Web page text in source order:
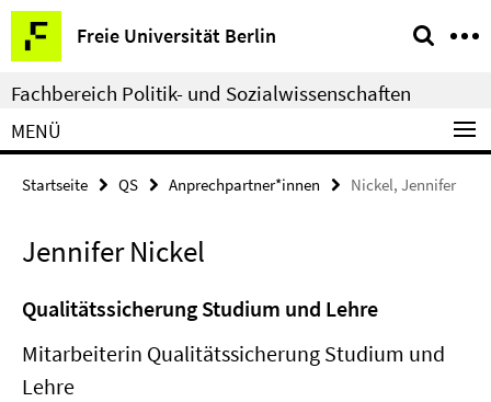
Springe
direkt
zu
Inhalt
Freie Universität Berlin
Service-
Navigation
Fachbereich Politik- und Sozialwissenschaften
MENÜ
Startseite QS Anprechpartner*innen Nickel, Jennifer
Jennifer Nickel
Qualitätssicherung Studium und Lehre
Mitarbeiterin Qualitätssicherung Studium und
Lehre